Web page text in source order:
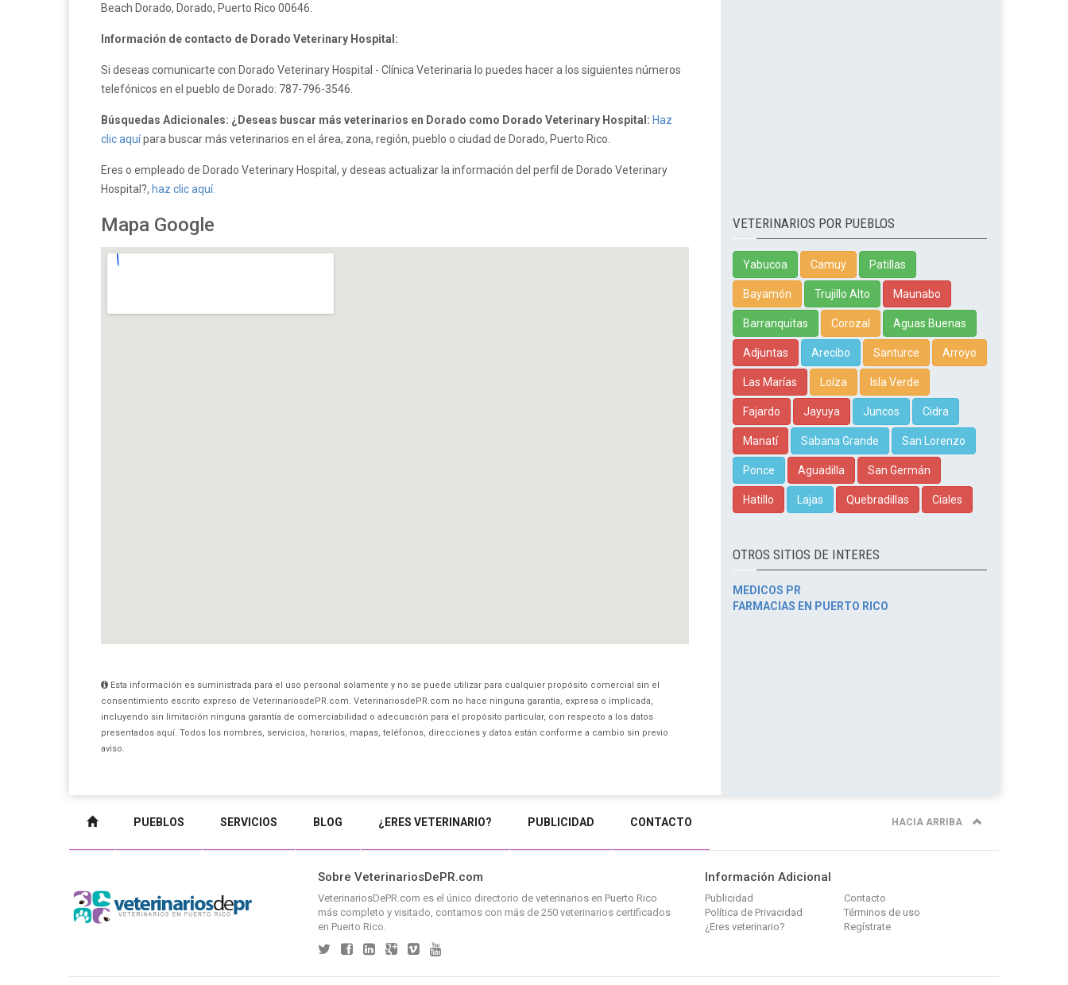
Beach Dorado, Dorado, Puerto Rico 00646.
Información de contacto de Dorado Veterinary Hospital:
Si deseas comunicarte con Dorado Veterinary Hospital - Clínica Veterinaria lo puedes hacer a los siguientes números
telefónicos en el pueblo de Dorado: 787-796-3546.
Búsquedas Adicionales: ¿Deseas buscar más veterinarios en Dorado como Dorado Veterinary Hospital: Haz
clic aquípara buscar más veterinarios en el área, zona, región, pueblo o ciudad de Dorado, Puerto Rico.
Eres o empleado de Dorado Veterinary Hospital, y deseas actualizar la información del perfil de Dorado Veterinary
Hospital?, haz clic aquí.
Mapa Google
Esta información es suministrada para el uso personal solamente y no se puede utilizar para cualquier propósito comercial sin el
consentimiento escrito expreso de VeterinariosdePR.com. VeterinariosdePR.com no hace ninguna garantía, expresa o implicada,
incluyendo sin limitación ninguna garantía de comerciabilidad o adecuación para el propósito particular, con respecto a los datos
presentados aquí. Todos los nombres, servicios, horarios, mapas, teléfonos, direcciones y datos están conforme a cambio sin previo
aviso.
VETERINARIOS POR PUEBLOS
Yabucoa Camuy Patillas
Bayamón Trujillo Alto Maunabo
Barranquitas Corozal Aguas Buenas
Adjuntas Arecibo Santurce Arroyo
Las Marías Loíza Isla Verde
Fajardo Jayuya Juncos Cidra
Manatí Sabana Grande San Lorenzo
Ponce Aguadilla San Germán
Hatillo Lajas Quebradillas Ciales
OTROS SITIOS DE INTERES
MEDICOS PR
FARMACIAS EN PUERTO RICO
PUEBLOS SERVICIOS BLOG ¿ERES VETERINARIO? PUBLICIDAD CONTACTO HACIA ARRIBA
Sobre VeterinariosDePR.com
VeterinariosDePR.com es el único directorio de veterinarios en Puerto Rico
más completo y visitado, contamos con más de 250 veterinarios certificados
en Puerto Rico.
Información Adicional
Publicidad
Contacto
Política de Privacidad
Términos de uso
¿Eres veterinario?
Regístrate